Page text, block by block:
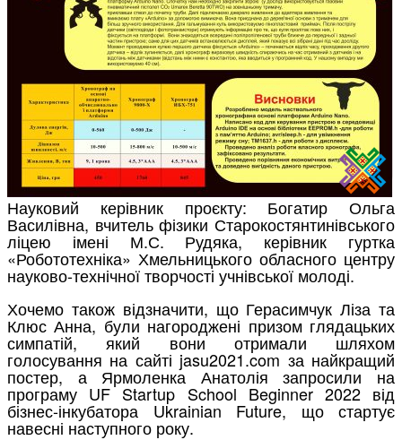
Науковий керівник проєкту: Богатир Ольга
Василівна, вчитель фізики Старокостянтинівського
ліцею імені М.С. Рудяка, керівник гуртка
«Робототехніка» Хмельницького обласного центру
науково-технічної творчості учнівської молоді.
Хочемо також відзначити, що Герасимчук Ліза та
Клюс Анна, були нагороджені призом глядацьких
симпатій, який вони отримали шляхом
голосування на сайті jasu2021.com за найкращий
постер, а Ярмоленка Анатолія запросили на
програму UF Startup School Beginner 2022 від
бізнес-інкубатора Ukrainian Future, що стартує
навесні наступного року.